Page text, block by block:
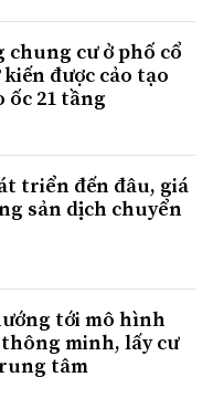
cư ở phố cổ
được cảo tạo
ốc 21 tầng
triển đến đâu, giá
sản dịch chuyển
tới mô hình
minh, lấy cư
tâm